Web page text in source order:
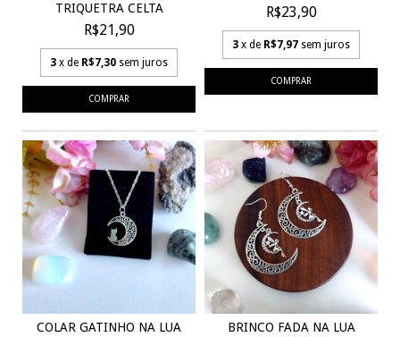
TRIQUETRA CELTA
R$21,90
3 x de R$7,30 sem juros
R$23,90
3 x de R$7,97 sem juros
COLAR GATINHO NA LUA
BRINCO FADA NA LUA